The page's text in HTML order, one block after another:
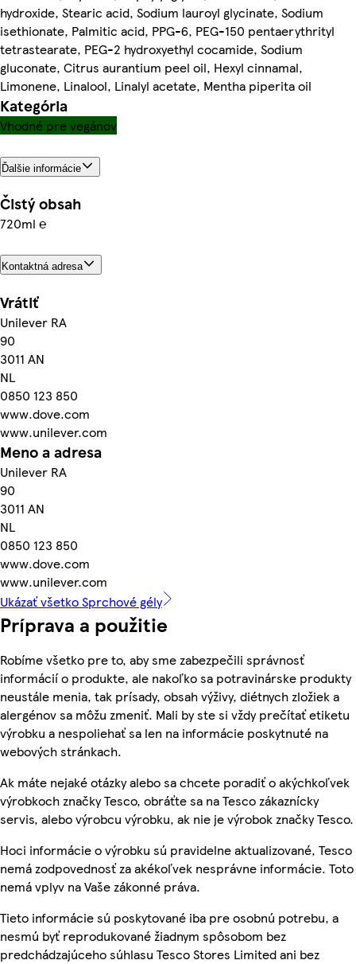
hydroxide, Stearic acid, Sodium lauroyl glycinate, Sodium
isethionate, Palmitic acid, PPG-6, PEG-150 pentaerythrityl
tetrastearate, PEG-2 hydroxyethyl cocamide, Sodium
gluconate, Citrus aurantium peel oil, Hexyl cinnamal,
Limonene, Linalool, Linalyl acetate, Mentha piperita oil
Kategória
Vhodné pre vegánov
Ďalšie informácie
Čistý obsah
720ml ℮
Kontaktná adresa
Vrátiť
Unilever RA
90
3011 AN
NL
0850 123 850
www.dove.com
www.unilever.com
Meno a adresa
Unilever RA
90
3011 AN
NL
0850 123 850
www.dove.com
www.unilever.com
Ukázať všetko Sprchové gély
Príprava a použitie
Robíme všetko pre to, aby sme zabezpečili správnosť
informácií o produkte, ale nakoľko sa potravinárske produkty
neustále menia, tak prísady, obsah výživy, diétnych zložiek a
alergénov sa môžu zmeniť. Mali by ste si vždy prečítať etiketu
výrobku a nespoliehať sa len na informácie poskytnuté na
webových stránkach.
Ak máte nejaké otázky alebo sa chcete poradiť o akýchkoľvek
výrobkoch značky Tesco, obráťte sa na Tesco zákaznícky
servis, alebo výrobcu výrobku, ak nie je výrobok značky Tesco.
Hoci informácie o výrobku sú pravidelne aktualizované, Tesco
nemá zodpovednosť za akékoľvek nesprávne informácie. Toto
nemá vplyv na Vaše zákonné práva.
Tieto informácie sú poskytované iba pre osobnú potrebu, a
nesmú byť reprodukované žiadnym spôsobom bez
predchádzajúceho súhlasu Tesco Stores Limited ani bez